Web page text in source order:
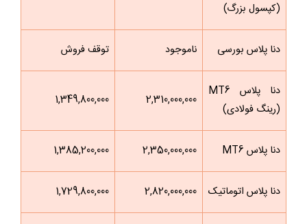
(کپسول بزرگ)
دنا پلاس بورسی ناموجود توقف فروش
دنا پلاس MT6
(رینگ فولادی)
2,310,000,000
1,349,800,000
دنا پلاس MT6 2,350,000,000
1,385,200,000
دنا پلاس اتوماتیک 2,820,000,000
1,729,800,000